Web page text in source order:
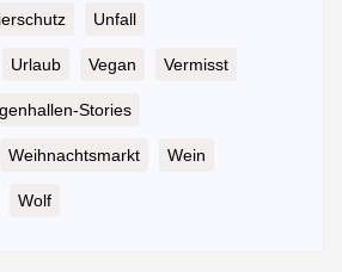
Unfall
Urlaub Vegan Vermisst
Stories
Weihnachtsmarkt Wein
Wolf